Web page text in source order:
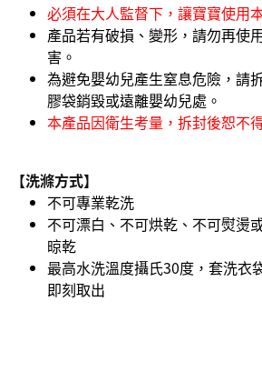
必須在大人監督下，讓寶寶使用
產品若有破損、變形，請勿再使
害。
為避免嬰幼兒產生窒息危險，請
膠袋銷毀或遠離嬰幼兒處。
本產品因衛生考量，拆封後恕不
【洗滌方式】
不可專業乾洗
不可漂白、不可烘乾、不可熨燙
晾乾
最高水洗溫度攝氏30度，套洗衣
即刻取出